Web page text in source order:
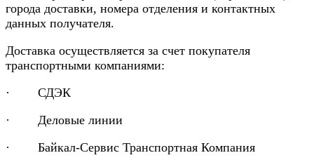
города доставки, номера отделения и контактных
данных получателя.
Доставка осуществляется за счет покупателя
транспортными компаниями:
· СДЭК
· Деловые линии
· Байкал-Сервис Транспортная Компания